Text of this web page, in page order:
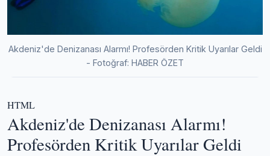
Akdeniz'de Denizanası Alarmı! Profesörden Kritik Uyarılar Geldi
- Fotoğraf: HABER ÖZET
HTML
Akdeniz'de Denizanası Alarmı!
Profesörden Kritik Uyarılar Geldi